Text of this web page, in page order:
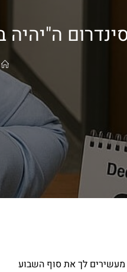
מעשירים לך את סוף השבוע